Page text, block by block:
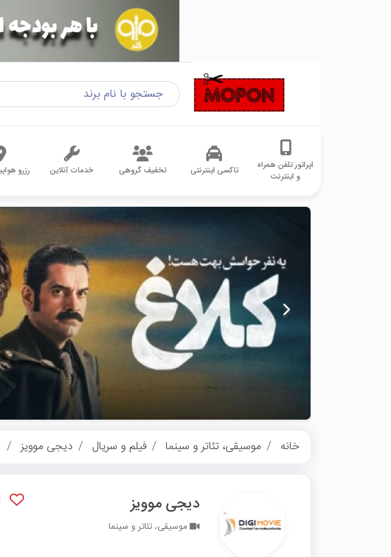
اپراتور تلفن همراه
و اینترنت
تاکسی اینترنتی تخفیف گروهی خدمات آنلاین رزرو
خانه موسیقی، تئاتر و سینما فیلم و سریال دیجی موویز
دیجی موویز
موسیقی، تئاتر و سینما